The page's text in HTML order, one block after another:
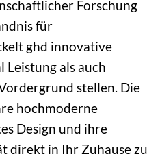
Forschung
für
ghd innovative
Leistung als auch
stellen. Die
hochmoderne
Design und ihre
direkt in Ihr Zuhause zu